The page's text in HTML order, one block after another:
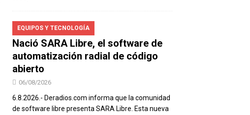
EQUIPOS Y TECNOLOGÍA
Nació SARA Libre, el software de
automatización radial de código
abierto
06/08/2026
6.8.2026.- Deradios.com informa que la comunidad
de software libre presenta SARA Libre. Esta nueva